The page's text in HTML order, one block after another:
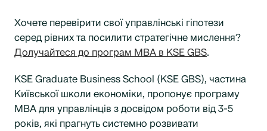
Хочете перевірити свої управлінські гіпотези
серед рівних та посилити стратегічне мислення?
Долучайтеся до програм МВА в KSE GBS.
KSE Graduate Business School (KSE GBS), частина
Київської школи економіки, пропонує програму
MBA для управлінців з досвідом роботи від 3-5
років, які прагнуть системно розвивати